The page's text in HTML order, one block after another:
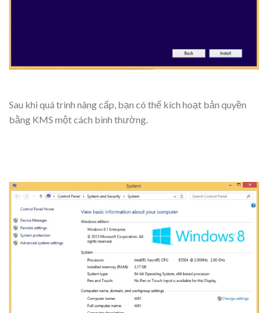
Sau khi quá trình nâng cấp, bạn có thể kích hoạt bản quyền
bằng KMS một cách bình thường.